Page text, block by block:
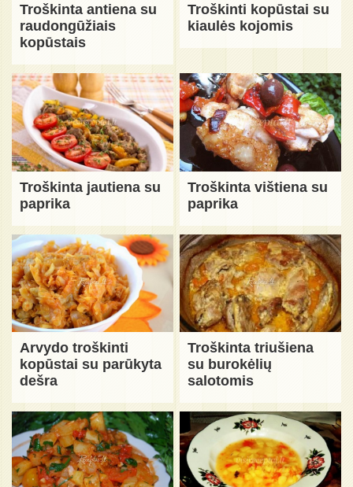
Troškinta antiena su
raudongūžiais
kopūstais
Troškinti kopūstai su
kiaulės kojomis
Troškinta jautiena su
paprika
Troškinta vištiena su
paprika
Arvydo troškinti
kopūstai su parūkyta
dešra
Troškinta triušiena
su burokėlių
salotomis